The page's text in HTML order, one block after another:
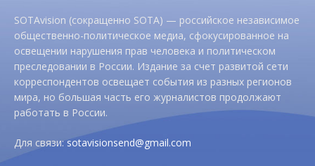
SOTAvision (сокращенно SOTA) — российское независимое
общественно-политическое медиа, сфокусированное на
освещении нарушения прав человека и политическом
преследовании в России. Издание за счет развитой сети
корреспондентов освещает события из разных регионов
мира, но большая часть его журналистов продолжают
работать в России.
Для связи:sotavisionsend@gmail.com